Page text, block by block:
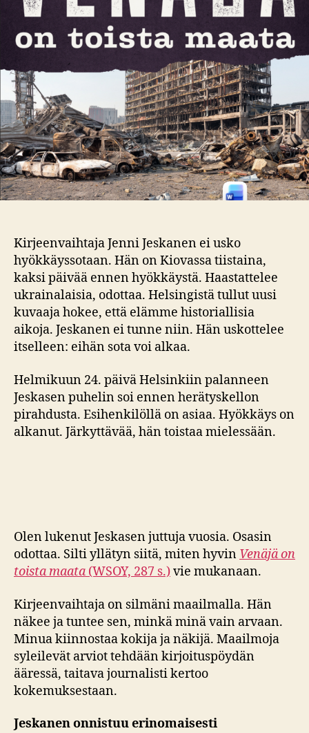
Kirjeenvaihtaja Jenni Jeskanen ei usko
hyökkäyssotaan. Hän on Kiovassa tiistaina,
kaksi päivää ennen hyökkäystä. Haastattelee
ukrainalaisia, odottaa. Helsingistä tullut uusi
kuvaaja hokee, että elämme historiallisia
aikoja. Jeskanen ei tunne niin. Hän uskottelee
itselleen: eihän sota voi alkaa.
Helmikuun 24. päivä Helsinkiin palanneen
Jeskasen puhelin soi ennen herätyskellon
pirahdusta. Esihenkilöllä on asiaa. Hyökkäys on
alkanut. Järkyttävää, hän toistaa mielessään.
Olen lukenut Jeskasen juttuja vuosia. Osasin
odottaa. Silti yllätyn siitä, miten hyvin Venäjä on
toista maata (WSOY, 287 s.)vie mukanaan.
Kirjeenvaihtaja on silmäni maailmalla. Hän
näkee ja tuntee sen, minkä minä vain arvaan.
Minua kiinnostaa kokija ja näkijä. Maailmoja
syleilevät arviot tehdään kirjoituspöydän
ääressä, taitava journalisti kertoo
kokemuksestaan.
Jeskanen onnistuu erinomaisesti